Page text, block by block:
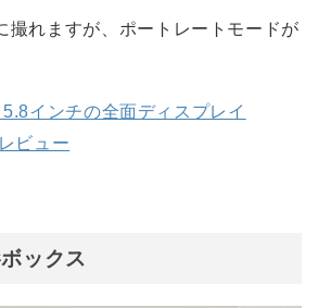
撮れますが、ポートレートモードが
5.8インチの全面ディスプレイ
ビュー
ックス